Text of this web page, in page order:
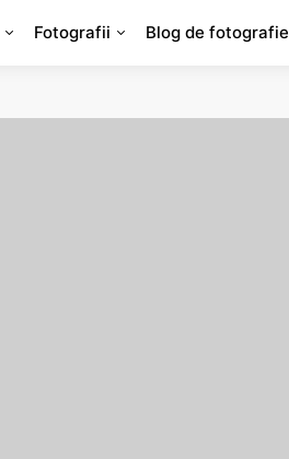
Fotografii Blog de fotografie